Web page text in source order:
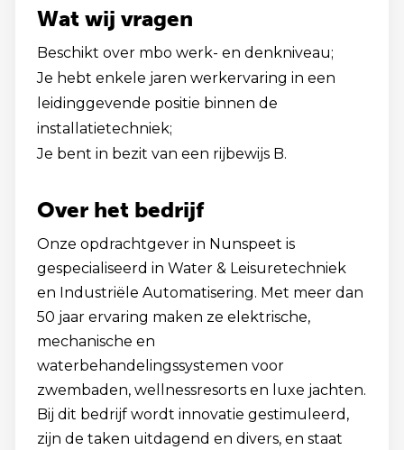
Wat wij vragen
Beschikt over mbo werk- en denkniveau;
Je hebt enkele jaren werkervaring in een
leidinggevende positie binnen de
installatietechniek;
Je bent in bezit van een rijbewijs B.
Over het bedrijf
Onze opdrachtgever in Nunspeet is
gespecialiseerd in Water & Leisuretechniek
en Industriële Automatisering. Met meer dan
50 jaar ervaring maken ze elektrische,
mechanische en
waterbehandelingssystemen voor
zwembaden, wellnessresorts en luxe jachten.
Bij dit bedrijf wordt innovatie gestimuleerd,
zijn de taken uitdagend en divers, en staat